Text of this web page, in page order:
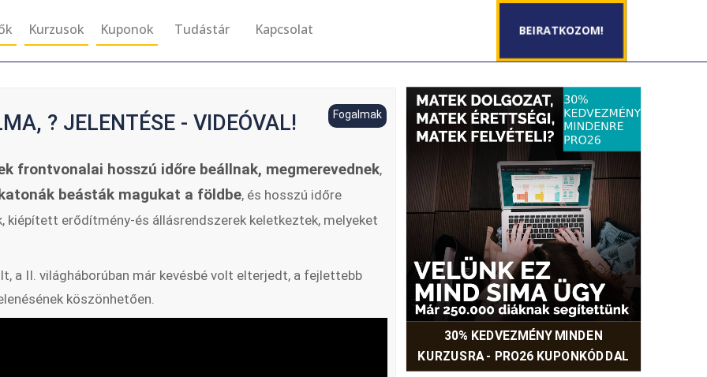
Kurzusok Kuponok Tudástár Kapcsolat BEIRATKOZOM!
? JELENTÉSE - VIDEÓVAL! Fogalmak
frontvonalai hosszú időre beállnak, megmerevednek,
beásták magukat a földbe, és hosszú időre
kiépített erődítmény-és állásrendszerek keletkeztek, melyeket
a II. világháborúban már kevésbé volt elterjedt, a fejlettebb
köszönhetően.
30% KEDVEZMÉNY MINDEN
KURZUSRA - PRO26 KUPONKÓDDAL